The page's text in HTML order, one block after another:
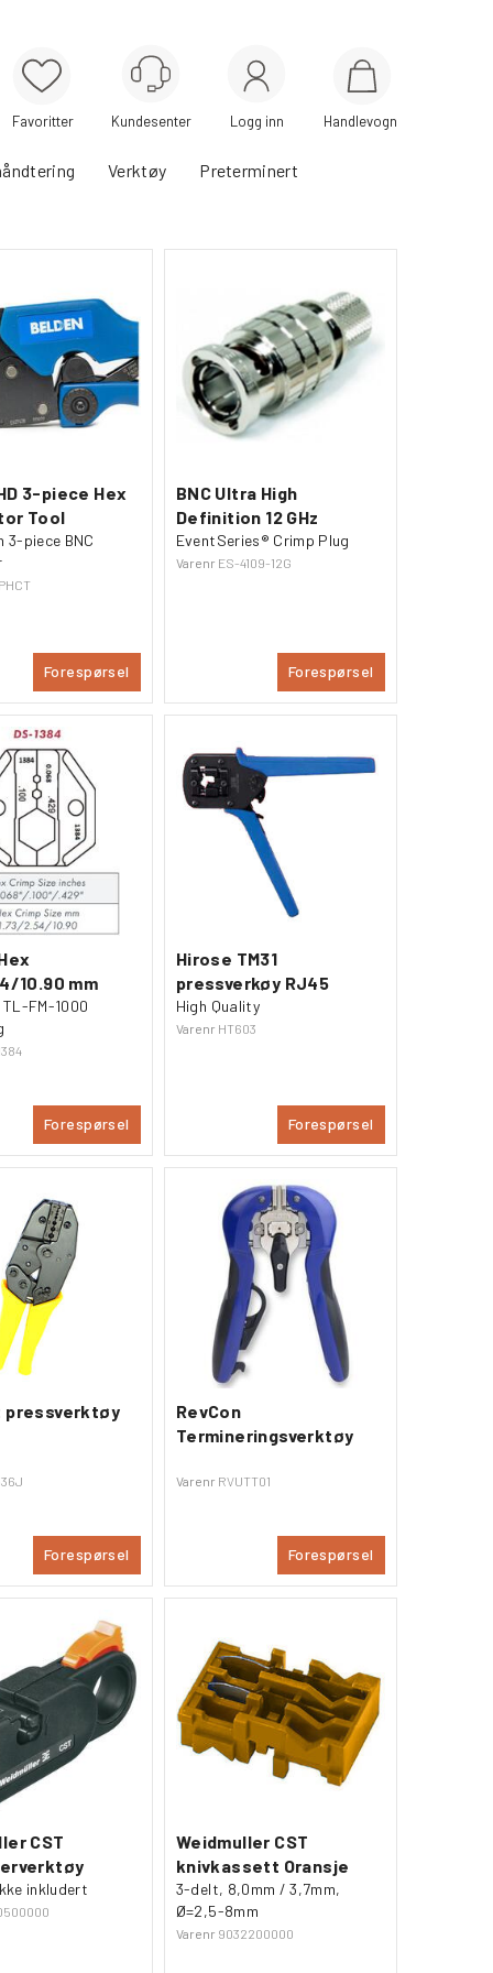
Logg inn Handlevogn
Verktøy Preterminert
3-piece Hex
Tool
3-piece BNC
Forespørsel
BNC Ultra High
Definition 12 GHz
EventSeries® Crimp Plug
Varenr ES-4109-12G
Forespørsel
10.90 mm
FM-1000
Forespørsel
Hirose TM31
pressverkøy RJ45
High Quality
Varenr HT603
Forespørsel
pressverktøy
Forespørsel
RevCon
Termineringsverktøy
Varenr RVUTT01
Forespørsel
CST
inkludert
Weidmuller CST
knivkassett Oransje
3-delt, 8,0mm / 3,7mm,
Ø=2,5-8mm
Varenr 9032200000